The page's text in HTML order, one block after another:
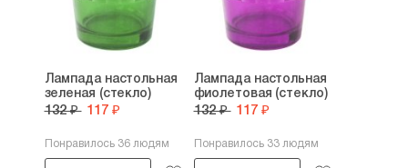
Лампада настольная
зеленая (стекло)
132 ₽ 117 ₽
Понравилось 36 людям
Лампада настольная
фиолетовая (стекло)
132 ₽ 117 ₽
Понравилось 33 людям